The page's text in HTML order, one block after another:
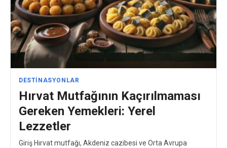
DESTINASYONLAR
Hırvat Mutfağının Kaçırılmaması
Gereken Yemekleri: Yerel
Lezzetler
Giriş Hırvat mutfağı, Akdeniz cazibesi ve Orta Avrupa